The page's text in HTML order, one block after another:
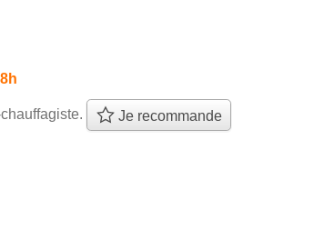
Je recommande